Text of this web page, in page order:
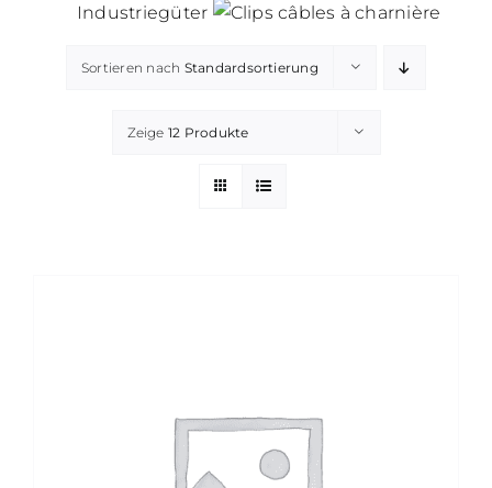
Industriegüter
Sortieren nach Standardsortierung
Zeige 12 Produkte